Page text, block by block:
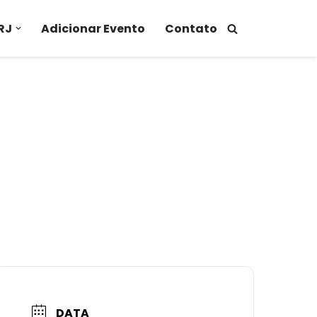
Adicionar Evento Contato
DATA